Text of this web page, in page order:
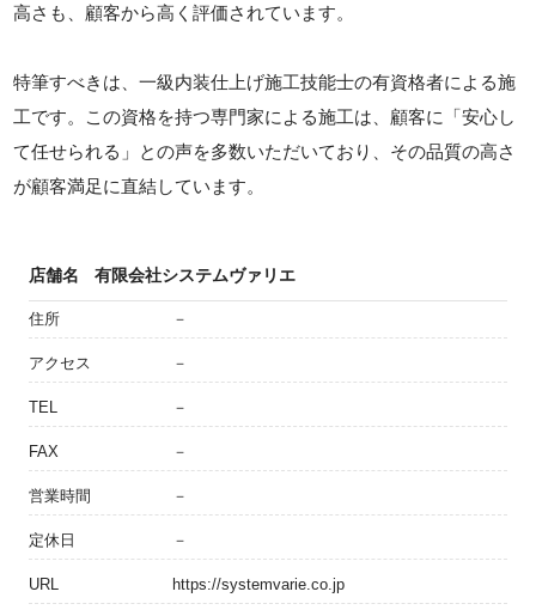
高さも、顧客から高く評価されています。
特筆すべきは、一級内装仕上げ施工技能士の有資格者による施
工です。この資格を持つ専門家による施工は、顧客に「安心し
て任せられる」との声を多数いただいており、その品質の高さ
が顧客満足に直結しています。
店舗名 有限会社システムヴァリエ
住所 －
アクセス －
TEL －
FAX －
営業時間 －
定休日 －
URL https://systemvarie.co.jp